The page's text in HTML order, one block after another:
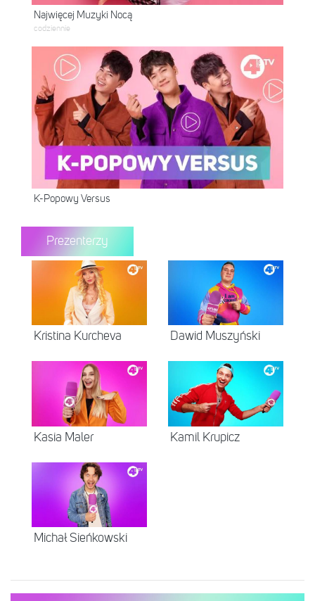
Najwięcej Muzyki Nocą
codziennie
K-Popowy Versus
Prezenterzy
Kristina Kurcheva Dawid Muszyński
Kasia Maler Kamil Krupicz
Michał Sieńkowski